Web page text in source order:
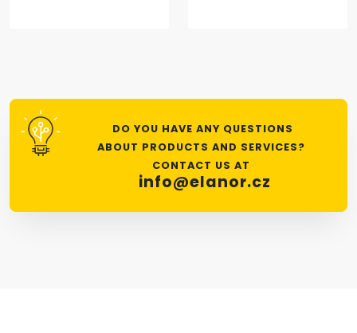
DO YOU HAVE ANY QUESTIONS
ABOUT PRODUCTS AND SERVICES?
CONTACT US AT
info@elanor.cz